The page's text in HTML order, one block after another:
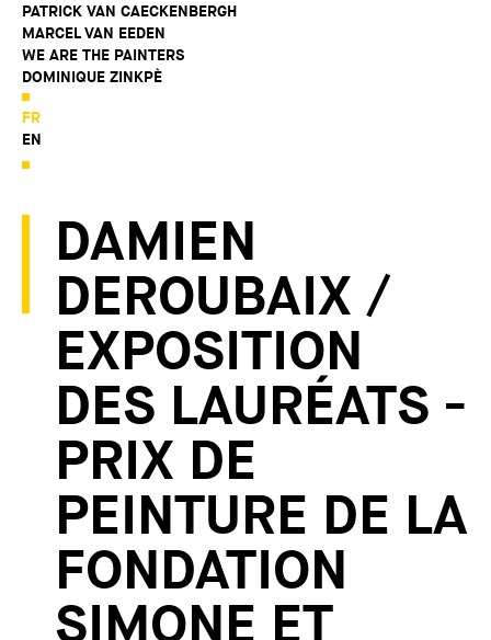
PATRICK VAN CAECKENBERGH
MARCEL VAN EEDEN
WE ARE THE PAINTERS
DOMINIQUE ZINKPÈ
FR
EN
DAMIEN
DEROUBAIX /
EXPOSITION
DES LAURÉATS -
PRIX DE
PEINTURE DE LA
FONDATION
SIMONE ET